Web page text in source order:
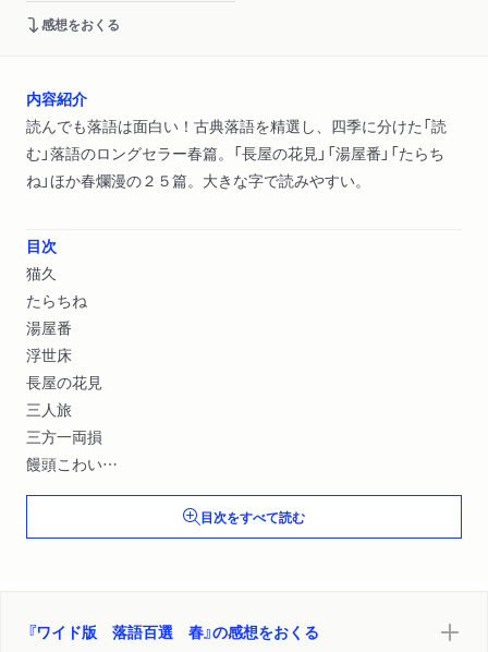
感想をおくる
内容紹介
読んでも落語は面白い！古典落語を精選し、四季に分けた「読
む」落語のロングセラー春篇。「長屋の花見」「湯屋番」「たらち
ね」ほか春爛漫の２５篇。大きな字で読みやすい。
目次
猫久
たらちね
湯屋番
浮世床
長屋の花見
三人旅
三方一両損
饅頭こわい
粗忽の使者
王子の狐
〆込み
目次をすべて読む
『ワイド版 落語百選 春』の感想をおくる